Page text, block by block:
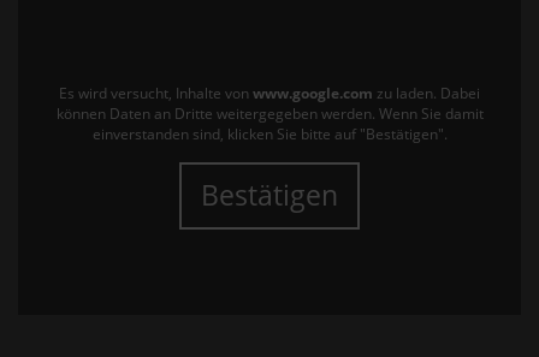
Es wird versucht, Inhalte von www.google.com zu laden. Dabei
können Daten an Dritte weitergegeben werden. Wenn Sie damit
einverstanden sind, klicken Sie bitte auf "Bestätigen".
Bestätigen